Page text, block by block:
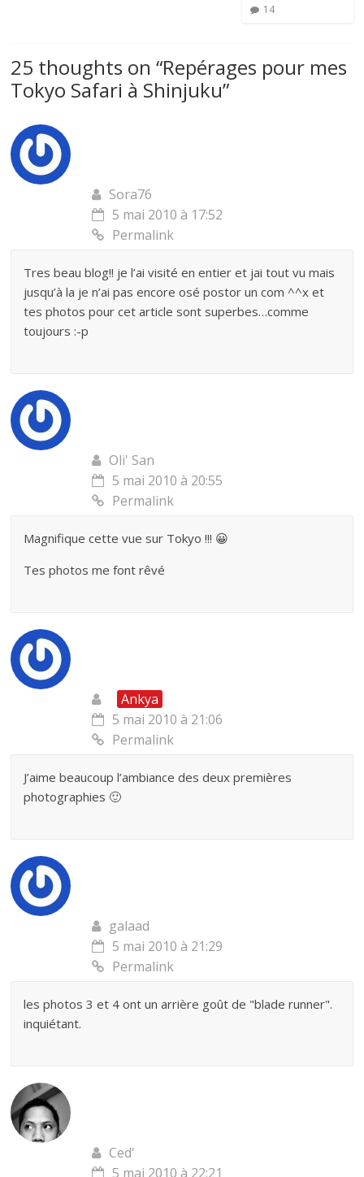
14
25 thoughts on “Repérages pour mes
Tokyo Safari à Shinjuku”
Sora76
5 mai 2010 à 17:52
Permalink
Tres beau blog!! je l’ai visité en entier et jai tout vu mais
jusqu’à la je n’ai pas encore osé postor un com ^^x et
tes photos pour cet article sont superbes…comme
toujours :-p
Oli' San
5 mai 2010 à 20:55
Permalink
Magnifique cette vue sur Tokyo !!! 😀
Tes photos me font rêvé
Ankya
5 mai 2010 à 21:06
Permalink
J’aime beaucoup l’ambiance des deux premières
photographies 🙂
galaad
5 mai 2010 à 21:29
Permalink
les photos 3 et 4 ont un arrière goût de "blade runner".
inquiétant.
Ced'
5 mai 2010 à 22:21